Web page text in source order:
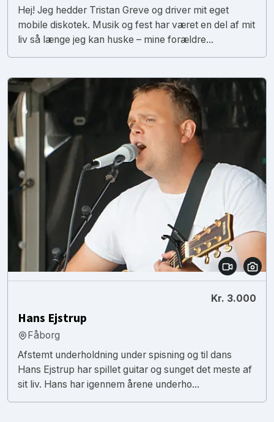
Hej! Jeg hedder Tristan Greve og driver mit eget
mobile diskotek. Musik og fest har været en del af mit
liv så længe jeg kan huske – mine forældre...
Kr. 3.000
Hans Ejstrup
Fåborg
Afstemt underholdning under spisning og til dans
Hans Ejstrup har spillet guitar og sunget det meste af
sit liv. Hans har igennem årene underho...